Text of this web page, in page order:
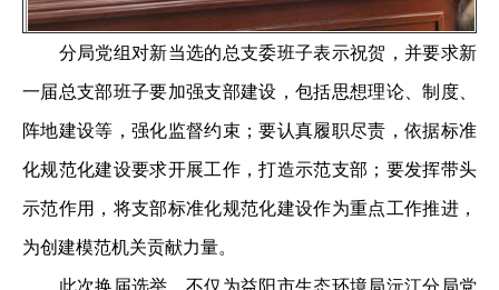
分局党组对新当选的总支委班子表示祝贺，并要求新
一届总支部班子要加强支部建设，包括思想理论、制度、
阵地建设等，强化监督约束；要认真履职尽责，依据标准
化规范化建设要求开展工作，打造示范支部；要发挥带头
示范作用，将支部标准化规范化建设作为重点工作推进，
为创建模范机关贡献力量。
此次换届选举，不仅为益阳市生态环境局沅江分局党